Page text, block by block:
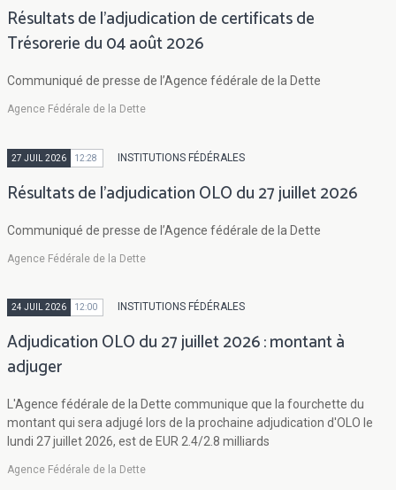
Résultats de l'adjudication de certificats de
Trésorerie du 04 août 2026
Communiqué de presse de l’Agence fédérale de la Dette
Agence Fédérale de la Dette
27 JUIL 2026 12:28 INSTITUTIONS FÉDÉRALES
Résultats de l'adjudication OLO du 27 juillet 2026
Communiqué de presse de l’Agence fédérale de la Dette
Agence Fédérale de la Dette
24 JUIL 2026 12:00 INSTITUTIONS FÉDÉRALES
Adjudication OLO du 27 juillet 2026 : montant à
adjuger
L'Agence fédérale de la Dette communique que la fourchette du
montant qui sera adjugé lors de la prochaine adjudication d'OLO le
lundi 27 juillet 2026, est de EUR 2.4/2.8 milliards
Agence Fédérale de la Dette